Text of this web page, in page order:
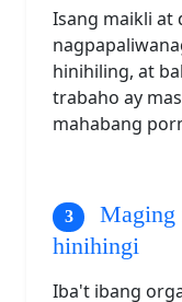
Isang maikli at
hinihiling, at
trabaho ay
mahabang
Maging
hinihingi
Iba't ibang